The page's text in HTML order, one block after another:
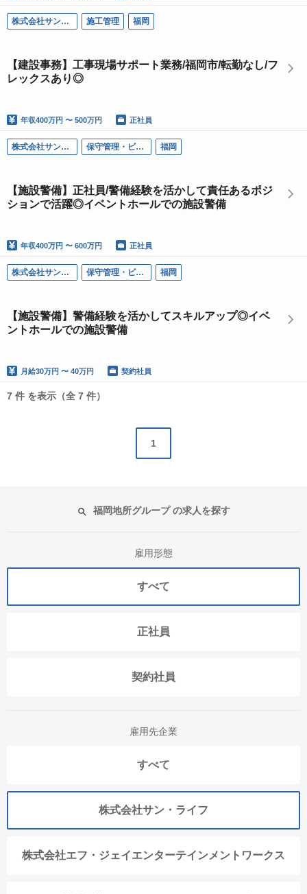
株式会社サン・ライフ 施工管理 福岡
【建設事務】工事現場サポート業務/福岡市/転勤なし/フ
レックスあり◎
年収400万円 〜 500万円 正社員
株式会社サン・ライフ 保守管理・ビル管理 福岡
【施設警備】正社員/警備経験を活かして責任あるポジ
ションで活躍◎イベントホールでの施設警備
年収400万円 〜 600万円 正社員
株式会社サン・ライフ 保守管理・ビル管理 福岡
【施設警備】警備経験を活かしてスキルアップ◎イベ
ントホールでの施設警備
月給30万円 〜 40万円 契約社員
7 件 を表示（全 7 件）
1
福岡地所グループ の求人を探す
雇用形態
すべて
正社員
契約社員
雇用先企業
すべて
株式会社サン・ライフ
株式会社エフ・ジェイエンターテインメントワークス